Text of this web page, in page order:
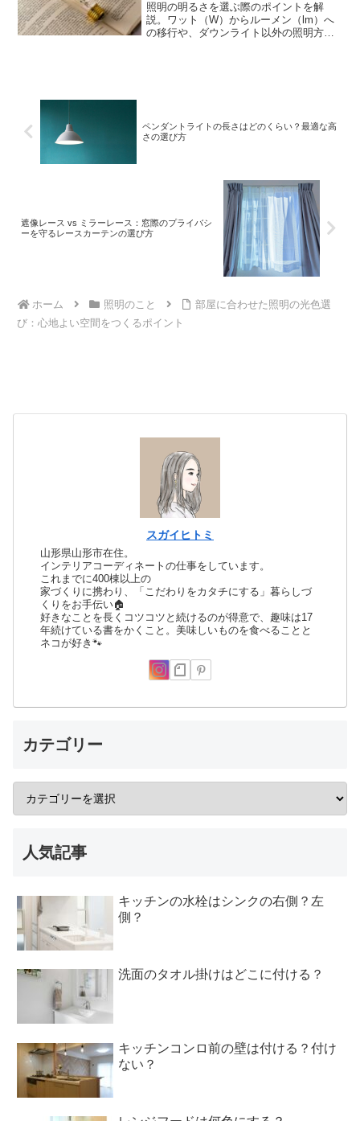
照明の明るさを選ぶ際のポイントを解
説。ワット（W）からルーメン（lm）へ
の移行や、ダウンライト以外の照明方
ペンダントライトの長さはどのくらい？最適な高
さの選び方
遮像レース vs ミラーレース：窓際のプライバシ
ーを守るレースカーテンの選び方
ホーム 照明のこと
部屋に合わせた照明の光色選
び：心地よい空間をつくるポイント
スガイヒトミ
山形県山形市在住。
インテリアコーディネートの仕事をしています。
これまでに400棟以上の
家づくりに携わり、「こだわりをカタチにする」暮らしづ
くりをお手伝い🏠
好きなことを長くコツコツと続けるのが得意で、趣味は17
年続けている書をかくこと。美味しいものを食べることと
ネコが好き🐾
カテゴリー
人気記事
キッチンの水栓はシンクの右側？左
側？
洗面のタオル掛けはどこに付ける？
キッチンコンロ前の壁は付ける？付け
ない？